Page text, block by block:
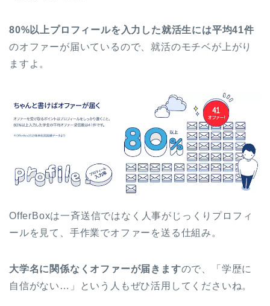
80%以上プロフィールを入力した就活生には平均41件
のオファーが届いているので、就活のモチベが上がり
ますよ。
OfferBoxは一斉送信ではなく人事がじっくりプロフィ
ールを見て、手作業でオファーを送る仕組み。
大学名に関係なくオファーが届きますので、「学歴に
自信がない…」という人もぜひ活用してくださいね。